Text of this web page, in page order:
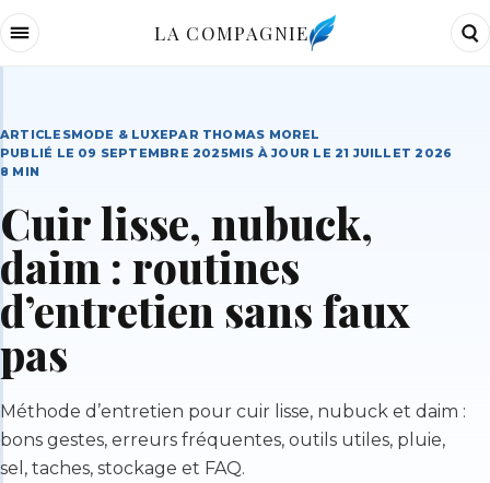
LA COMPAGNIE
ARTICLESMODE & LUXEPAR THOMAS MOREL
PUBLIÉ LE 09 SEPTEMBRE 2025MIS À JOUR LE 21 JUILLET 2026
8 MIN
Cuir lisse, nubuck,
daim : routines
d’entretien sans faux
pas
Méthode d’entretien pour cuir lisse, nubuck et daim :
bons gestes, erreurs fréquentes, outils utiles, pluie,
sel, taches, stockage et FAQ.